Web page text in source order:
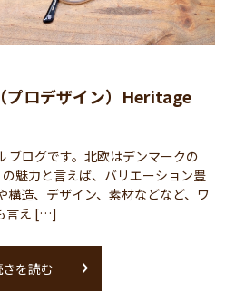
プロデザイン）Heritage
ログです。北欧はデンマークの
魅力と言えば、バリエーション豊
構造、デザイン、素材などなど、ワ
言え […]
を読む